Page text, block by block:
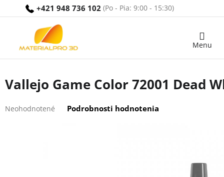
+421 948 736 102
Nákupný
Vallejo Game Color 72001 Dead
hodnotenie
Neohodnotené Podrobnosti hodnotenia